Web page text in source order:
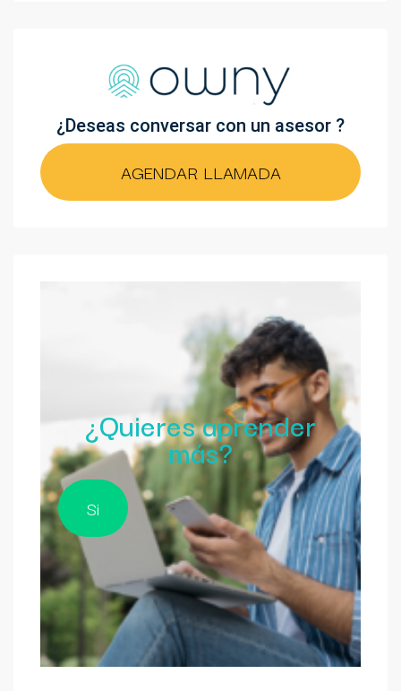
¿Deseas conversar con un asesor ?
AGENDAR LLAMADA
¿Quieres aprender
más?
Si